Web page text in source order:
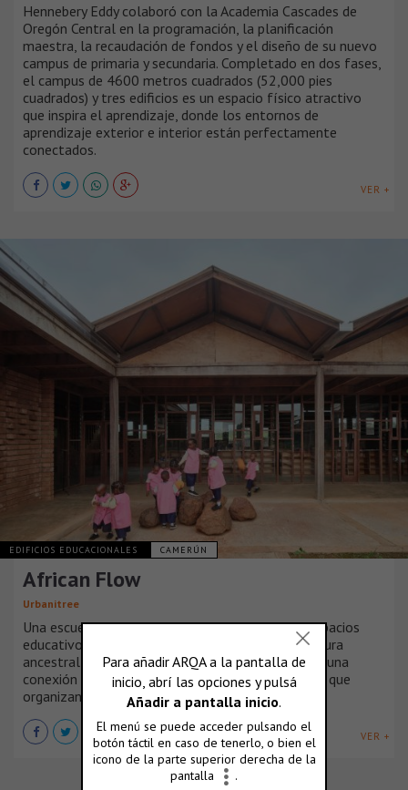
Hennebery Eddy colaboró ​​con la Academia Cascades de
Oregón Central en la programación, la planificación
maestra, la recaudación de fondos y el diseño de su nuevo
campus de primaria y secundaria. Completado en dos fases,
el campus de 4600 metros cuadrados (52,000 pies
cuadrados) y tres edificios es un espacio físico atractivo
que inspira el aprendizaje, donde los entornos de
aprendizaje exterior e interior están perfectamente
conectados.
VER +
EDIFICIOS EDUCACIONALES CAMERÚN
African Flow
Urbanitree
Una escuela infantil en Camerún reinventa los espacios
educativos siguiendo los principios de la arquitectura
ancestral africana. Su método educativo propone una
conexión emocional de los niños con los espacios que
organizan sus actividades de una manera fluida.
VER +